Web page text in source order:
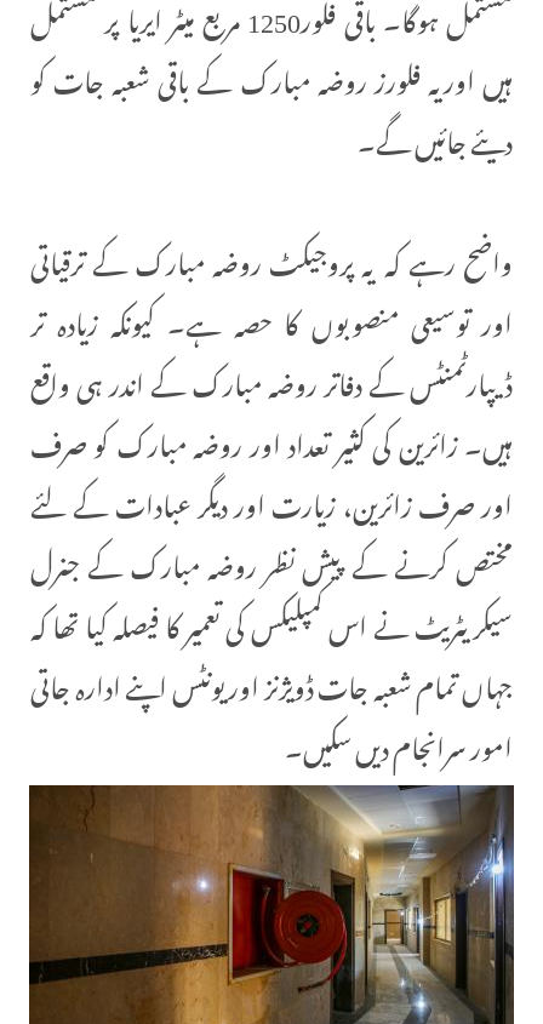
مشتمل ہوگا۔ باقی فلور1250 مربع میٹر ایریا پر مشتمل
ہیں اوریہ فلورز روضہ مبارک کے باقی شعبہ جات کو
دیئے جائیں گے۔
واضح رہے کہ یہ پروجیکٹ روضہ مبارک کے ترقیاتی
اور توسیعی منصوبوں کا حصہ ہے۔ کیونکہ زیادہ تر
ڈیپارٹمنٹس کے دفاتر روضہ مبارک کے اندر ہی واقع
ہیں۔ زائرین کی کثیر تعداد اور روضہ مبارک کو صرف
اور صرف زائرین، زیارت اور دیگر عبادات کے لئے
مختص کرنے کے پیش نظر روضہ مبارک کے جنرل
سیکریٹریٹ نے اس کمپلیکس کی تعمیر کا فیصلہ کیا تھا کہ
جہاں تمام شعبہ جات ڈویژنز اور یونٹس اپنے ادارہ جاتی
امور سرانجام دیں سکیں۔